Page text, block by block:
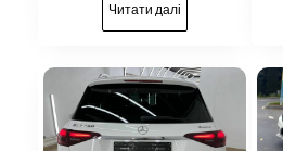
Читати далі